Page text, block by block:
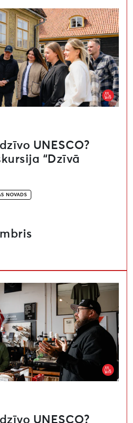
UNESCO?
“Dzīvā
NOVADS
UNESCO?